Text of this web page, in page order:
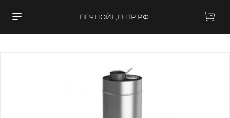
ПЕЧНОЙЦЕНТР.РФ